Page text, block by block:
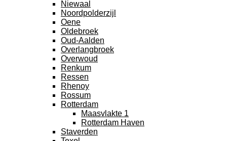
Niewaal
Noordpolderzijl
Oene
Oldebroek
Oud-Aalden
Overlangbroek
Overwoud
Renkum
Ressen
Rhenoy
Rossum
Rotterdam
Maasvlakte 1
Rotterdam Haven
Staverden